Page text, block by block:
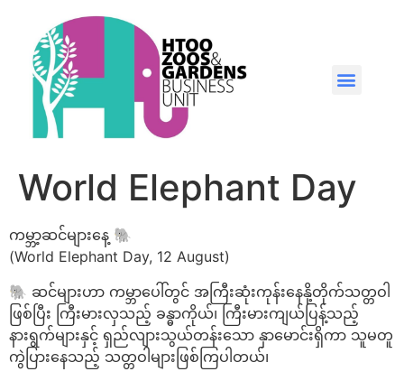
World Elephant Day
ကမ္ဘာ့ဆင်များနေ့ 🐘
(World Elephant Day, 12 August)
🐘 ဆင်များဟာ ကမ္ဘာပေါ်တွင် အကြီးဆုံးကုန်းနေနို့တိုက်သတ္တဝါ
ဖြစ်ပြီး ကြီးမားလှသည့် ခန္ဓာကိုယ်၊ ကြီးမားကျယ်ပြန့်သည့်
နားရွက်များနှင့် ရှည်လျားသွယ်တန်းသော နှာမောင်းရှိကာ သူမတူ
ကွဲပြားနေသည့် သတ္တဝါများဖြစ်ကြပါတယ်၊